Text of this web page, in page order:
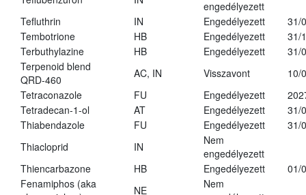
engedélyezett
Tefluthrin
IN Engedélyezett
31/
Tembotrione
HB Engedélyezett
31/
Terbuthylazine
HB Engedélyezett
31/
Terpenoid blend
QRD-460
AC, IN Visszavont
10/
Tetraconazole
FU Engedélyezett
Tetradecan-1-ol
AT Engedélyezett
31/
Thiabendazole
FU Engedélyezett
31/
Thiacloprid
IN
Nem
engedélyezett
Thiencarbazone
HB Engedélyezett
01/
Fenamiphos (aka
NE
Nem